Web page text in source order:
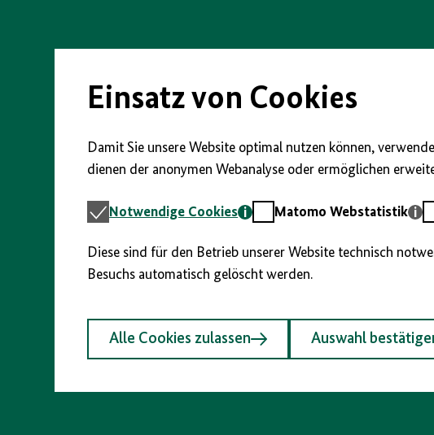
Seiteninhalt
Einsatz von Cookies
Damit Sie unsere Website optimal nutzen können,
dienen der anonymen Webanalyse oder ermöglichen
Notwendige
Notwendige Cookies
MatomoMatomo Webstatistik
Diese sind für den Betrieb unserer Website technisch
Besuchs automatisch gelöscht werden.
Alle Cookies zulassen Auswahl